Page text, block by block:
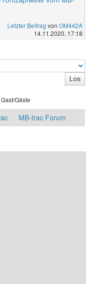
Letzter Beitrag von OM442A
14.11.2020, 17:18
Gäste
MB-trac Forum